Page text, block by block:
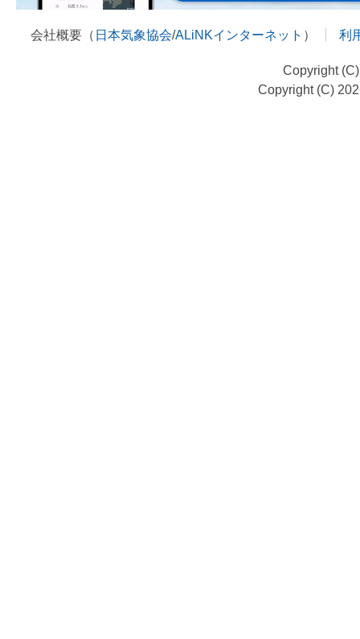
会社概要（ 日本気象協会/ALiNKインターネット ） 利
Copyright
Copyright (C)